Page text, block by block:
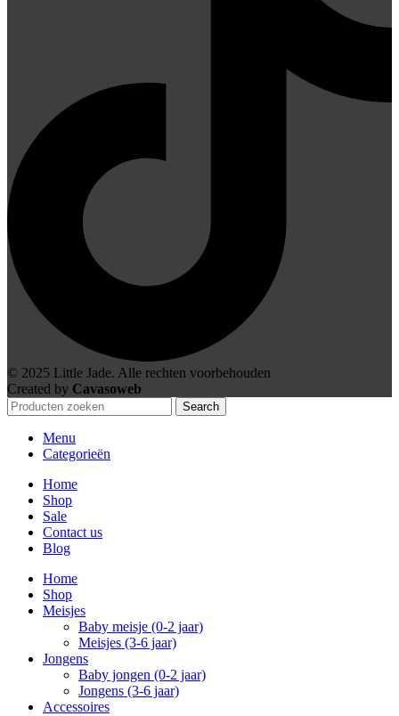
© 2025 Little Jade. Alle rechten voorbehouden
Created by Cavasoweb
Search
Menu
Categorieën
Home
Shop
Sale
Contact us
Blog
Home
Shop
Meisjes
Baby meisje (0-2 jaar)
Meisjes (3-6 jaar)
Jongens
Baby jongen (0-2 jaar)
Jongens (3-6 jaar)
Accessoires